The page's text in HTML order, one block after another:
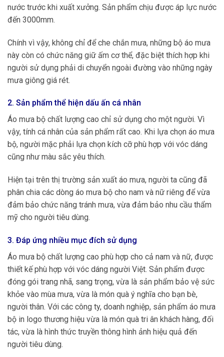
nước trước khi xuất xưởng. Sản phẩm chịu được áp lực nước
đến 3000mm.
Chính vì vậy, không chỉ để che chắn mưa, những bộ áo mưa
này còn có chức năng giữ ấm cơ thể, đặc biệt thích hợp khi
người sử dụng phải di chuyển ngoài đường vào những ngày
mưa giông giá rét.
2. Sản phẩm thể hiện dấu ấn cá nhân
Áo mưa bộ chất lượng cao chỉ sử dụng cho một người. Vì
vậy, tính cá nhân của sản phẩm rất cao. Khi lựa chọn áo mưa
bộ, người mặc phải lựa chọn kích cỡ phù hợp với vóc dáng
cũng như màu sắc yêu thích.
Hiện tại trên thị trường sản xuất áo mưa, người ta cũng đã
phân chia các dòng áo mưa bộ cho nam và nữ riêng để vừa
đảm bảo chức năng tránh mưa, vừa đảm bảo nhu cầu thẩm
mỹ cho người tiêu dùng.
3. Đáp ứng nhiều mục đích sử dụng
Áo mưa bộ chất lượng cao phù hợp cho cả nam và nữ, được
thiết kế phù hợp với vóc dáng người Việt. Sản phẩm được
đóng gói trang nhã, sang trọng, vừa là sản phẩm bảo vệ sức
khỏe vào mùa mưa, vừa là món quà ý nghĩa cho bạn bè,
người thân. Với các công ty, doanh nghiệp, sản phẩm áo mưa
bộ in logo thương hiệu vừa là món quà tri ân khách hàng, đối
tác, vừa là hình thức truyền thông hình ảnh hiệu quả đến
người tiêu dùng.